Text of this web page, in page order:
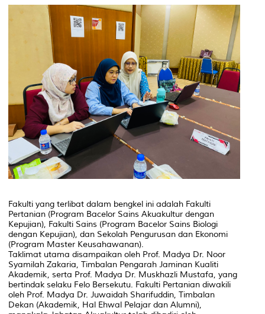
Fakulti yang terlibat dalam bengkel ini adalah Fakulti
Pertanian (Program Bacelor Sains Akuakultur dengan
Kepujian), Fakulti Sains (Program Bacelor Sains Biologi
dengan Kepujian), dan Sekolah Pengurusan dan Ekonomi
(Program Master Keusahawanan).
Taklimat utama disampaikan oleh Prof. Madya Dr. Noor
Syamilah Zakaria, Timbalan Pengarah Jaminan Kualiti
Akademik, serta Prof. Madya Dr. Muskhazli Mustafa, yang
bertindak selaku Felo Bersekutu. Fakulti Pertanian diwakili
oleh Prof. Madya Dr. Juwaidah Sharifuddin, Timbalan
Dekan (Akademik, Hal Ehwal Pelajar dan Alumni),